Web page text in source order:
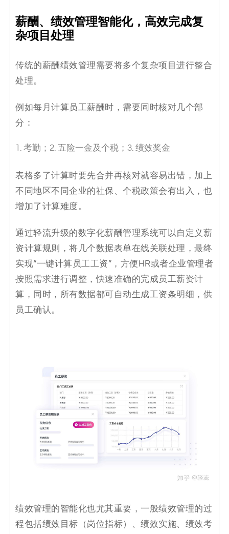
薪酬、绩效管理智能化，高效完成复
杂项目处理
传统的薪酬绩效管理需要将多个复杂项目进行整合
处理。
例如每月计算员工薪酬时，需要同时核对几个部
分：
考勤；2. 五险一金及个税；3. 绩效奖金
表格多了计算时要先合并再核对就容易出错，加上
不同地区不同企业的社保、个税政策会有出入，也
增加了计算难度。
通过轻流升级的数字化薪酬管理系统可以自定义薪
资计算规则，将几个数据表单在线关联处理，最终
实现“一键计算员工工资”，方便HR或者企业管理者
按照需求进行调整，快速准确的完成员工薪资计
算，同时，所有数据都可自动生成工资条明细，供
员工确认。
绩效管理的智能化也尤其重要，一般绩效管理的过
程包括绩效目标（岗位指标）、绩效实施、绩效考